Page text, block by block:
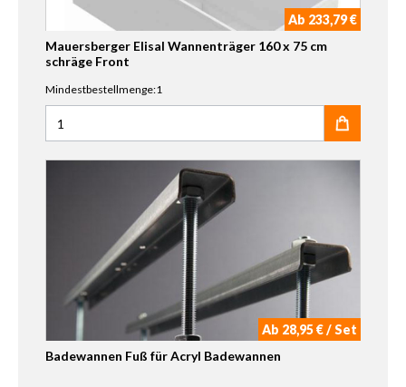
Ab 233,79 €
Mauersberger Elisal Wannenträger 160 x 75 cm
schräge Front
Mindestbestellmenge:1
Anzahl für Mauersberger Elisal Wannenträger 160 x 75
Ab 28,95 € / Set
Badewannen Fuß für Acryl Badewannen